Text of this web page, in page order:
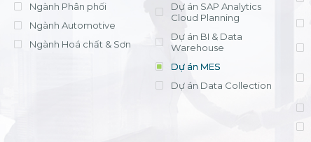
Ngành Phân phối
Ngành Automotive
Ngành Hoá chất & Sơn
Dự án SAP Analytics
Cloud Planning
Dự án BI & Data
Warehouse
Dự án MES
Dự án Data Collection